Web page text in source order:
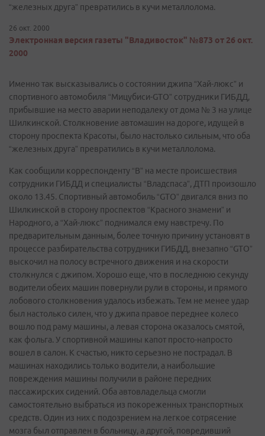
“железных друга” превратились в кучи металлолома.
26 окт. 2000
Электронная версия газеты "Владивосток" №873 от 26 окт.
2000
Именно так высказывались о состоянии джипа “Хай-люкс” и
спортивного автомобиля “Мицубиси-GTO” сотрудники ГИБДД,
прибывшие на место аварии неподалеку от дома № 3 на улице
Шилкинской. Столкновение автомашин на дороге, идущей в
сторону проспекта Красоты, было настолько сильным, что оба
“железных друга” превратились в кучи металлолома.
Как сообщили корреспонденту “В” на месте происшествия
сотрудники ГИБДД и специалисты “Владспаса”, ДТП произошло
около 13.45. Спортивный автомобиль “GTO” двигался вниз по
Шилкинской в сторону проспектов “Красного знамени” и
Народного, а “Хай-люкс” поднимался ему навстречу. По
предварительным данным, более точную причину установят в
процессе разбирательства сотрудники ГИБДД, внезапно “GTO”
выскочил на полосу встречного движения и на скорости
столкнулся с джипом. Хорошо еще, что в последнюю секунду
водители обеих машин повернули рули в стороны, и прямого
лобового столкновения удалось избежать. Тем не менее удар
был настолько силен, что у джипа правое переднее колесо
вошло под раму машины, а левая сторона оказалось смятой,
как фольга. У спортивной машины капот просто-напросто
вошел в салон. К счастью, никто серьезно не пострадал. В
машинах находились только водители, а наибольшие
повреждения машины получили в районе передних
пассажирских сидений. Оба автовладельца смогли
самостоятельно выбраться из покореженных транспортных
средств. Один из них с подозрением на легкое сотрясение
мозга был отправлен в больницу, а другой, повредивший